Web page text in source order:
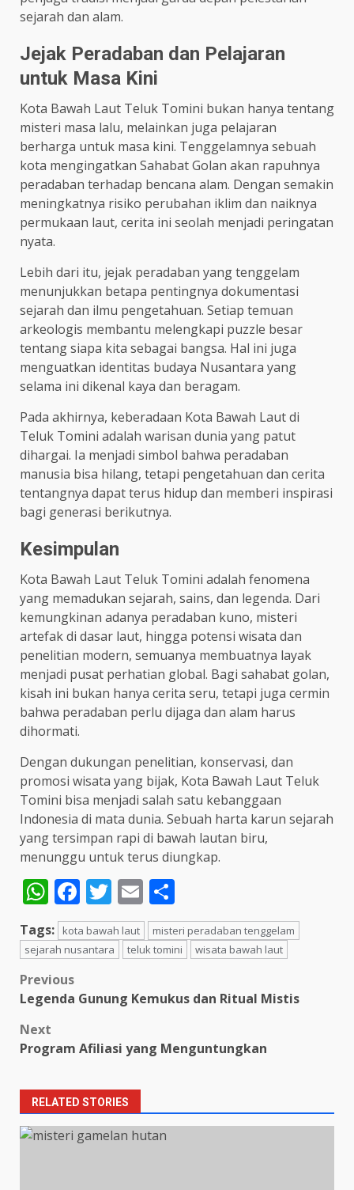
sejarah dan alam.
Jejak Peradaban dan Pelajaran
untuk Masa Kini
Kota Bawah Laut Teluk Tomini bukan hanya tentang
misteri masa lalu, melainkan juga pelajaran
berharga untuk masa kini. Tenggelamnya sebuah
kota mengingatkan Sahabat Golan akan rapuhnya
peradaban terhadap bencana alam. Dengan semakin
meningkatnya risiko perubahan iklim dan naiknya
permukaan laut, cerita ini seolah menjadi peringatan
nyata.
Lebih dari itu, jejak peradaban yang tenggelam
menunjukkan betapa pentingnya dokumentasi
sejarah dan ilmu pengetahuan. Setiap temuan
arkeologis membantu melengkapi puzzle besar
tentang siapa kita sebagai bangsa. Hal ini juga
menguatkan identitas budaya Nusantara yang
selama ini dikenal kaya dan beragam.
Pada akhirnya, keberadaan Kota Bawah Laut di
Teluk Tomini adalah warisan dunia yang patut
dihargai. Ia menjadi simbol bahwa peradaban
manusia bisa hilang, tetapi pengetahuan dan cerita
tentangnya dapat terus hidup dan memberi inspirasi
bagi generasi berikutnya.
Kesimpulan
Kota Bawah Laut Teluk Tomini adalah fenomena
yang memadukan sejarah, sains, dan legenda. Dari
kemungkinan adanya peradaban kuno, misteri
artefak di dasar laut, hingga potensi wisata dan
penelitian modern, semuanya membuatnya layak
menjadi pusat perhatian global. Bagi sahabat golan,
kisah ini bukan hanya cerita seru, tetapi juga cermin
bahwa peradaban perlu dijaga dan alam harus
dihormati.
Dengan dukungan penelitian, konservasi, dan
promosi wisata yang bijak, Kota Bawah Laut Teluk
Tomini bisa menjadi salah satu kebanggaan
Indonesia di mata dunia. Sebuah harta karun sejarah
yang tersimpan rapi di bawah lautan biru,
menunggu untuk terus diungkap.
WhatsApp
Facebook
Twitter
Email
Tags: kota bawah laut
misteri peradaban tenggelam
sejarah nusantara
teluk tomini wisata bawah laut
Post
navigation
Previous
Legenda Gunung Kemukus dan Ritual Mistis
Next
Program Afiliasi yang Menguntungkan
RELATED STORIES